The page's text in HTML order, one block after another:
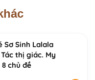
Sơ Sinh Lalala
thị giác. My
chủ đề